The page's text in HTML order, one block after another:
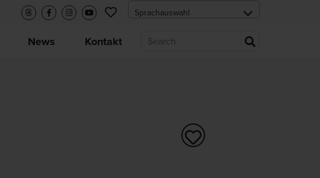
News Kontakt